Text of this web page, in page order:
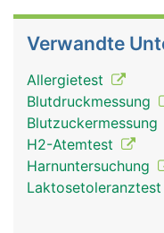
Verwandte
Allergietest
Blutdruckmessung
Blutzuckermessung
H2-Atemtest
Harnuntersuchung
Laktosetoleranztest